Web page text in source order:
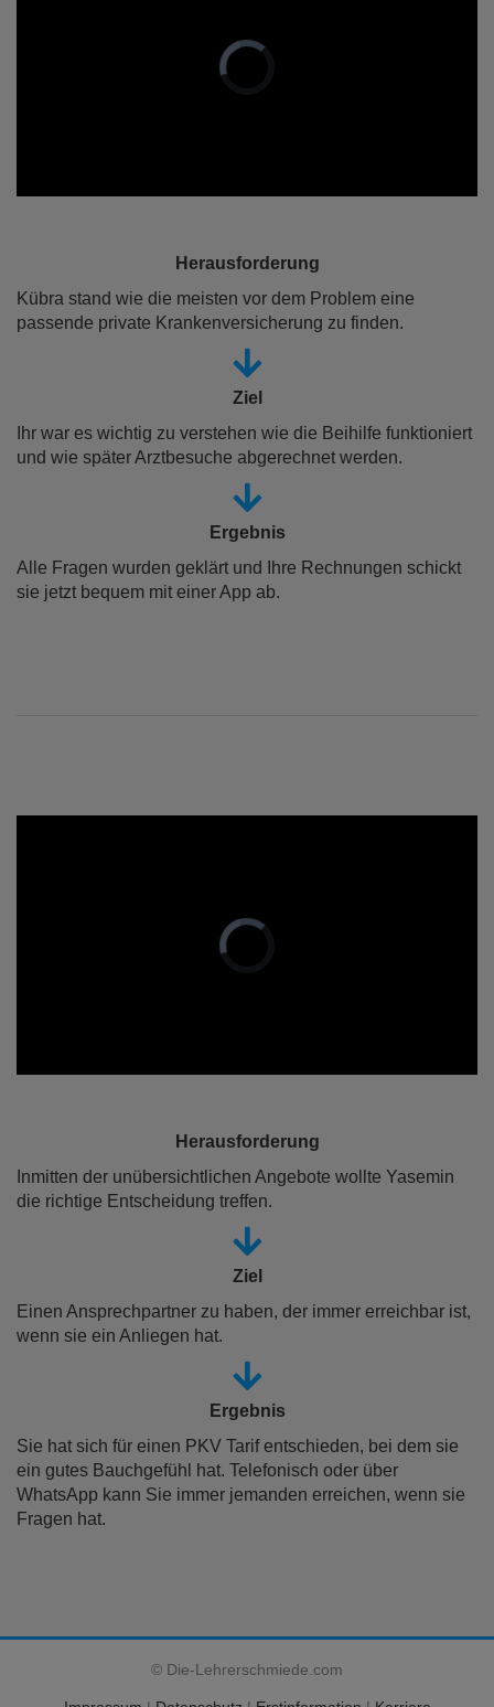
Herausforderung
Kübra stand wie die meisten vor dem Problem eine
passende private Krankenversicherung zu finden.
Ziel
Ihr war es wichtig zu verstehen wie die Beihilfe funktioniert
und wie später Arztbesuche abgerechnet werden.
Ergebnis
Alle Fragen wurden geklärt und Ihre Rechnungen schickt
sie jetzt bequem mit einer App ab.
Herausforderung
Inmitten der unübersichtlichen Angebote wollte Yasemin
die richtige Entscheidung treffen.
Ziel
Einen Ansprechpartner zu haben, der immer erreichbar ist,
wenn sie ein Anliegen hat.
Ergebnis
Sie hat sich für einen PKV Tarif entschieden, bei dem sie
ein gutes Bauchgefühl hat. Telefonisch oder über
WhatsApp kann Sie immer jemanden erreichen, wenn sie
Fragen hat.
© Die-Lehrerschmiede.com